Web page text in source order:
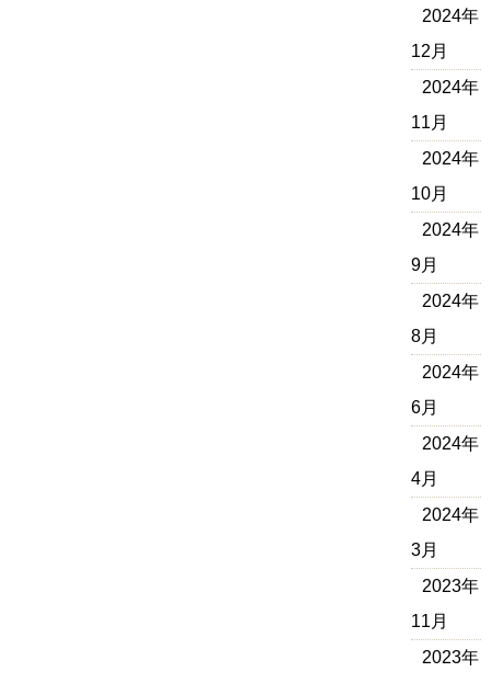
2024年
12月
2024年
11月
2024年
10月
2024年
9月
2024年
8月
2024年
6月
2024年
4月
2024年
3月
2023年
11月
2023年